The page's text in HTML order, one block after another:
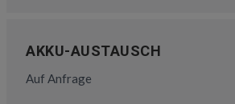
AKKU-AUSTAUSCH
Auf Anfrage